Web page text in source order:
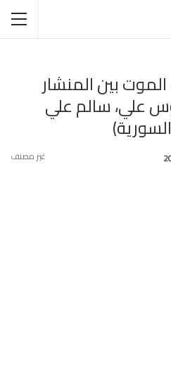
الموت بين المنشار
علي، سالم علي
غير مصنف